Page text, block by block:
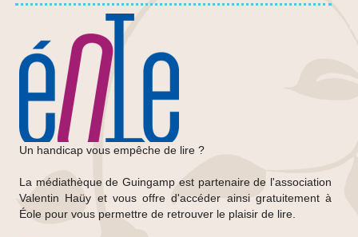
Un handicap vous empêche de lire ?
La médiathèque de Guingamp est partenaire de l'association
Valentin Haüy et vous offre d'accéder ainsi gratuitement à
Éole pour vous permettre de retrouver le plaisir de lire.